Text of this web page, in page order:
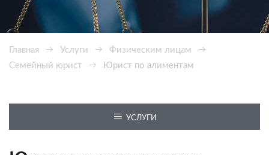
Главная Услуги
Физическим лицам
Семейный юрист
Юрист по алиментам
УСЛУГИ